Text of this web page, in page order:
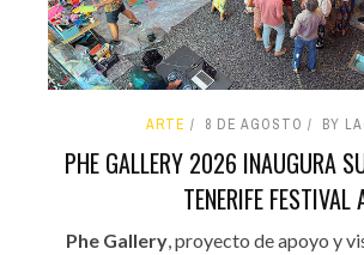
ARTE 8 DE AGOSTO BY
PHE GALLERY 2026 INAUGURA
TENERIFE FESTIVAL
Phe Gallery, proyecto de apoyo y